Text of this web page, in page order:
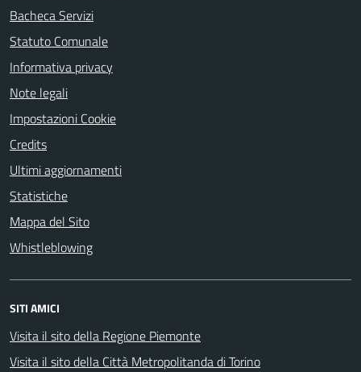
Bacheca Servizi
Statuto Comunale
Informativa privacy
Note legali
Impostazioni Cookie
Credits
Ultimi aggiornamenti
Statistiche
Mappa del Sito
Whistleblowing
SITI AMICI
Visita il sito della Regione Piemonte
Visita il sito della Città Metropolitanda di Torino